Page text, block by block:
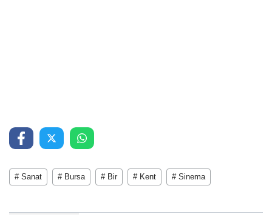
# Sanat # Bursa # Bir # Kent # Sinema